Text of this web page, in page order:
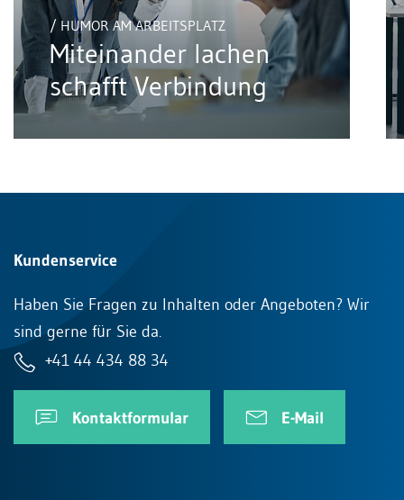
/ HUMOR AM ARBEITSPLATZ
Miteinander lachen
schafft Verbindung
Kundenservice
Haben Sie Fragen zu Inhalten oder Angeboten? Wir
sind gerne für Sie da.
+41 44 434 88 34
Kontaktformular E-Mail